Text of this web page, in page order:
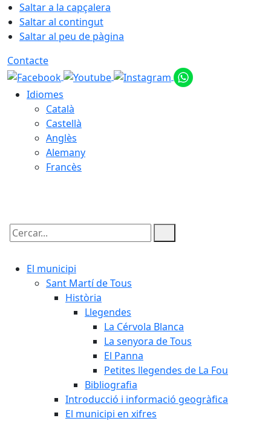
Saltar a la capçalera
Saltar al contingut
Saltar al peu de pàgina
Contacte
Idiomes
Català
Castellà
Anglès
Alemany
Francès
Cercar:
El municipi
Sant Martí de Tous
Història
Llegendes
La Cérvola Blanca
La senyora de Tous
El Panna
Petites llegendes de La Fou
Bibliografia
Introducció i informació geogràfica
El municipi en xifres